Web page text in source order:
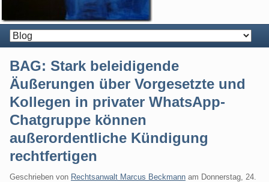
BAG: Stark beleidigende
Äußerungen über Vorgesetzte und
Kollegen in privater WhatsApp-
Chatgruppe können
außerordentliche Kündigung
rechtfertigen
Geschrieben von Rechtsanwalt Marcus Beckmann am Donnerstag, 24.